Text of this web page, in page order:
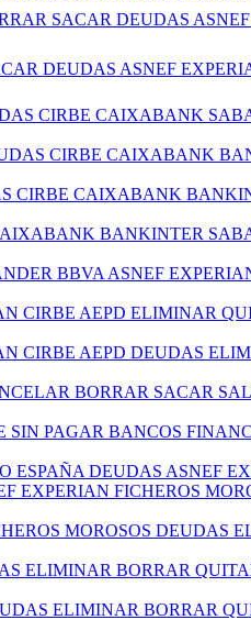
SACAR DEUDAS
DEUDAS ASNEF
CIRBE CAIXABANK
CIRBE CAIXABANK
CIRBE CAIXABANK
BANKINTER
BBVA ASNEF
CIRBE AEPD ELIMINAR
CIRBE AEPD DEUDAS
BORRAR SACAR
PAGAR BANCOS
DEUDAS ASNEF
EXPERIAN FICHEROS
MOROSOS DEUDAS
ELIMINAR BORRAR
ELIMINAR BORRAR